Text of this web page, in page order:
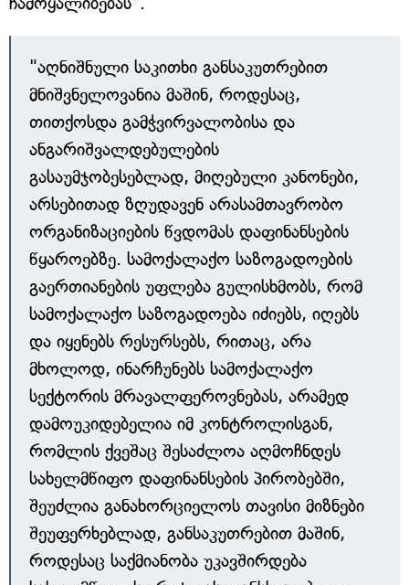
"აღნიშნული საკითხი განსაკუთრებით
მნიშვნელოვანია მაშინ, როდესაც,
თითქოსდა გამჭვირვალობისა და
ანგარიშვალდებულების
გასაუმჯობესებლად, მიღებული კანონები,
არსებითად ზღუდავენ არასამთავრობო
ორგანიზაციების წვდომას დაფინანსების
წყაროებზე. სამოქალაქო საზოგადოების
გაერთიანების უფლება გულისხმობს, რომ
სამოქალაქო საზოგადოება იძიებს, იღებს
და იყენებს რესურსებს, რითაც, არა
მხოლოდ, ინარჩუნებს სამოქალაქო
სექტორის მრავალფეროვნებას, არამედ
დამოუკიდებელია იმ კონტროლისგან,
რომლის ქვეშაც შესაძლოა აღმოჩნდეს
სახელმწიფო დაფინანსების პირობებში,
შეუძლია განახორციელოს თავისი მიზნები
შეუფერხებლად, განსაკუთრებით მაშინ,
როდესაც საქმიანობა უკავშირდება